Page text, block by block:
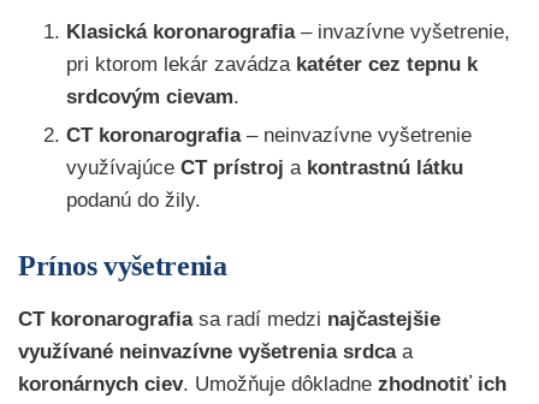
Klasická koronarografia– invazívne vyšetrenie,
pri ktorom lekár zavádza katéter cez tepnu k
srdcovým cievam.
CT koronarografia– neinvazívne vyšetrenie
využívajúce CT prístroj a kontrastnú látku
podanú do žily.
Prínos vyšetrenia
CT koronarografia sa radí medzi najčastejšie
využívané neinvazívne vyšetrenia srdcaa
koronárnych ciev. Umožňuje dôkladne zhodnotiť ich